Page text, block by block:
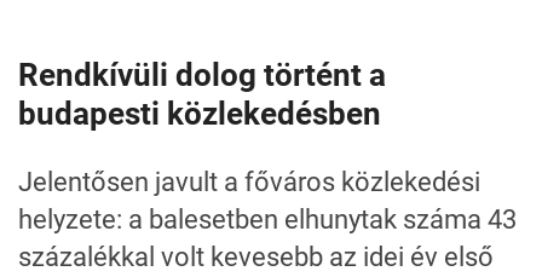
Rendkívüli dolog történt a
budapesti közlekedésben
Jelentősen javult a főváros közlekedési
helyzete: a balesetben elhunytak száma 43
százalékkal volt kevesebb az idei év első